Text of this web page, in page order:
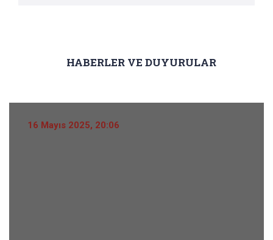
HABERLER VE DUYURULAR
16 Mayıs 2025, 20:06